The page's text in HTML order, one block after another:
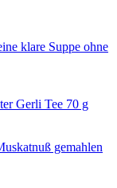
klare Suppe ohne
Gerli Tee 70 g
gemahlen